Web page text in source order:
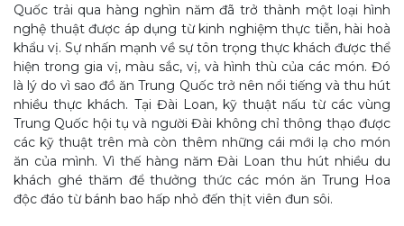
Quốc trải qua hàng nghìn năm đã trở thành một loại hình
nghệ thuật được áp dụng từ kinh nghiệm thực tiễn, hài hoà
khẩu vị. Sự nhấn mạnh về sự tôn trọng thực khách được thể
hiện trong gia vị, màu sắc, vị, và hình thù của các món. Đó
là lý do vì sao đồ ăn Trung Quốc trở nên nổi tiếng và thu hút
nhiều thực khách. Tại Đài Loan, kỹ thuật nấu từ các vùng
Trung Quốc hội tụ và người Đài không chỉ thông thạo được
các kỹ thuật trên mà còn thêm những cái mới lạ cho món
ăn của mình. Vì thế hàng năm Đài Loan thu hút nhiều du
khách ghé thăm để thưởng thức các món ăn Trung Hoa
độc đáo từ bánh bao hấp nhỏ đến thịt viên đun sôi.